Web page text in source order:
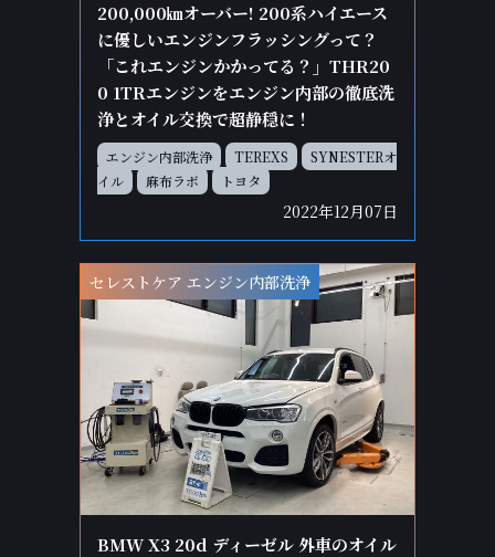
200,000㎞オーバー! 200系ハイエース
に優しいエンジンフラッシングって？
「これエンジンかかってる？」THR20
0 1TRエンジンをエンジン内部の徹底洗
浄とオイル交換で超静穏に！
エンジン内部洗浄 TEREXS
SYNESTERオ
イル
麻布ラボ トヨタ
2022年12月07日
セレストケア エンジン内部洗浄
BMW X3 20d ディーゼル 外車のオイル